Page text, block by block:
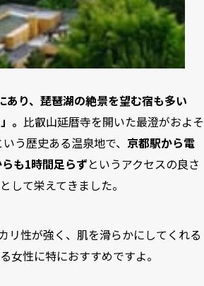
あり、琵琶湖の絶景を望む宿も多い
。 比叡山延暦寺を開いた最澄がおよそ
う歴史ある温泉地で、 京都駅から電
も1時間足らずというアクセスの良さ
して栄えてきました。
リ性が強く、肌を滑らかにしてくれる
女性に特におすすめですよ。